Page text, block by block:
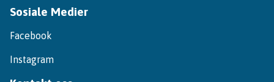
Sosiale Medier
Facebook
Instagram